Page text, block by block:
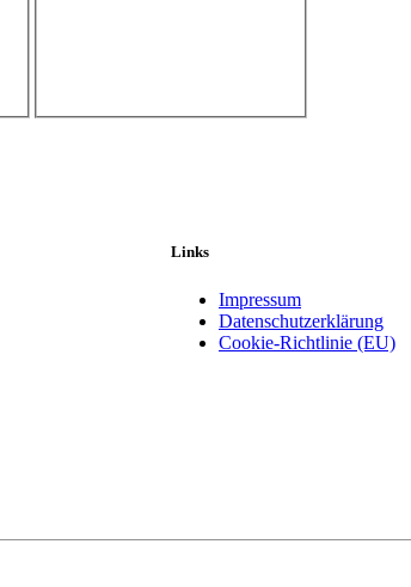
Links
Impressum
Datenschutzerklärung
Cookie-Richtlinie (EU)